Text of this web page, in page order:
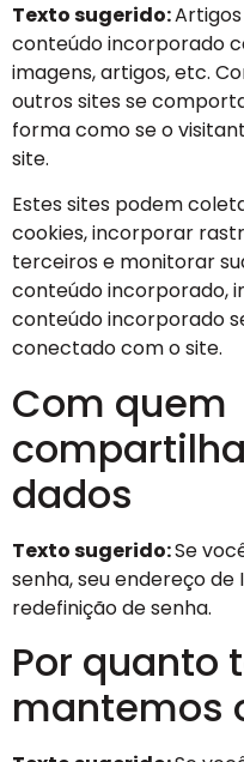
Texto sugerido:
conteúdo incorporado
imagens, artigos, etc.
outros sites se
forma como se o
site.
Estes sites podem
cookies, incorporar
terceiros e monitorar
conteúdo incorporado,
conteúdo incorporado
conectado com o site.
Com quem
dados
Texto sugerido:Se
senha, seu endereço
redefinição de senha.
Por quanto
mantemos